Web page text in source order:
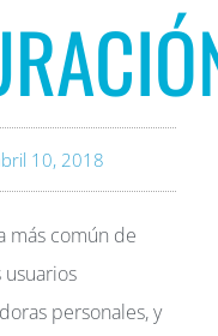
10, 2018
más común de
personales, y